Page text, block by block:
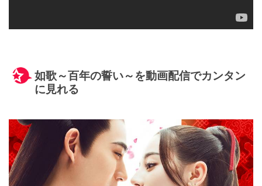
如歌～百年の誓い～を動画配信でカンタン
に見れる